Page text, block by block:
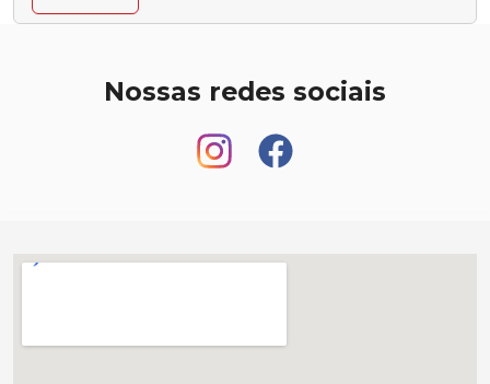
Nossas redes sociais